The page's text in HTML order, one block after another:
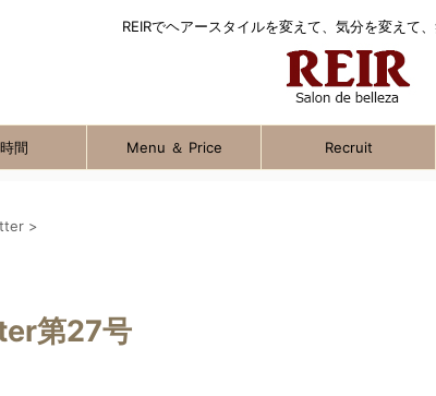
REIRでヘアースタイルを変えて、気分を変えて
間 Menu ＆ Price Recruit
>
第27号